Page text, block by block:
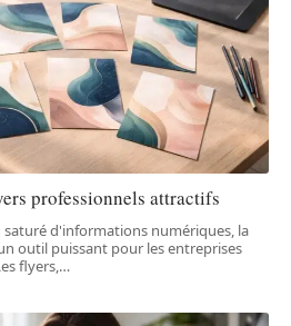
professionnels attractifs
d'informations numériques, la
outil puissant pour les entreprises
flyers,…